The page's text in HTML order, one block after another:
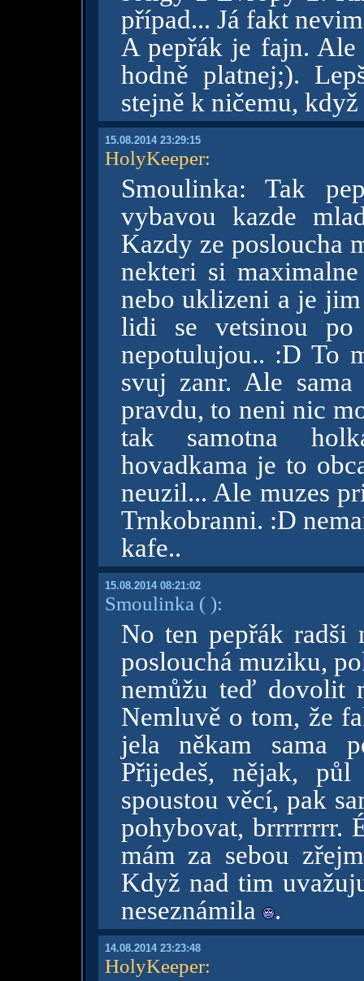
případ... Já fakt
A pepřák je fajn. Ale
hodně platnej;).
stejně k ničemu,
15.08.2014 23:29:15
HolyKeeper:
Smoulinka: Tak
vybavou kazde
Kazdy ze posloucha
nekteri si
nebo uklizeni a je
lidi se vetsinou po
nepotulujou.. :D To
svuj zanr. Ale
pravdu, to neni nic
tak samotna
hovadkama je to
neuzil... Ale muzes
Trnkobranni. :D
kafe..
15.08.2014 08:21:02
Smoulinka ( ):
No ten pepřák radši
poslouchá muziku,
nemůžu teď dovolit
Nemluvě o tom, že
jela někam sama
Přijedeš, nějak,
spoustou věcí, pak
pohybovat, brrrrrrrr.
mám za sebou
Když nad tim
neseznámila
.
14.08.2014 23:23:48
HolyKeeper: